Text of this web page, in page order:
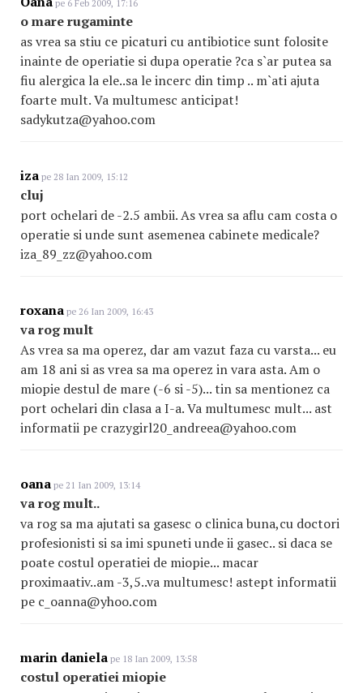
pe 6 Feb 2009, 17:16
o mare rugaminte
as vrea sa stiu ce picaturi cu antibiotice sunt folosite
inainte de operiatie si dupa operatie ?ca s`ar putea sa
fiu alergica la ele..sa le incerc din timp .. m`ati ajuta
foarte mult. Va multumesc anticipat!
sadykutza@yahoo.com
iza pe 28 Ian 2009, 15:12
cluj
port ochelari de -2.5 ambii. As vrea sa aflu cam costa o
operatie si unde sunt asemenea cabinete medicale?
iza_89_zz@yahoo.com
roxana pe 26 Ian 2009, 16:43
va rog mult
As vrea sa ma operez, dar am vazut faza cu varsta... eu
am 18 ani si as vrea sa ma operez in vara asta. Am o
miopie destul de mare (-6 si -5)... tin sa mentionez ca
port ochelari din clasa a I-a. Va multumesc mult... ast
informatii pe crazygirl20_andreea@yahoo.com
oana pe 21 Ian 2009, 13:14
va rog mult..
va rog sa ma ajutati sa gasesc o clinica buna,cu doctori
profesionisti si sa imi spuneti unde ii gasec.. si daca se
poate costul operatiei de miopie... macar
proximaativ..am -3,5..va multumesc! astept informatii
pe c_oanna@yhoo.com
marin daniela pe 18 Ian 2009, 13:58
costul operatiei miopie